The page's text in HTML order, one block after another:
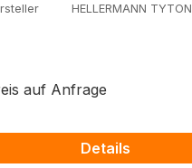
HELLERMANN TYTON
auf Anfrage
Details